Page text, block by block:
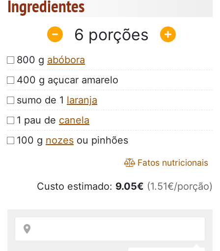
Ingredientes
6
800 g abóbora
400 g açucar amarelo
sumo de 1 laranja
1 pau de canela
100 g nozes ou pinhões
Fatos nutricionais
Custo estimado: 9.05€ (1.51€/porção)